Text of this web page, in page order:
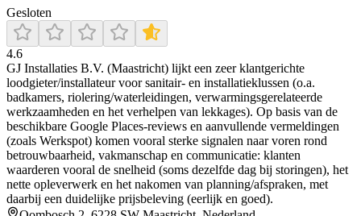
Gesloten
4.6
GJ Installaties B.V. (Maastricht) lijkt een zeer klantgerichte
loodgieter/installateur voor sanitair- en installatieklussen (o.a.
badkamers, riolering/waterleidingen, verwarmingsgerelateerde
werkzaamheden en het verhelpen van lekkages). Op basis van de
beschikbare Google Places-reviews en aanvullende vermeldingen
(zoals Werkspot) komen vooral sterke signalen naar voren rond
betrouwbaarheid, vakmanschap en communicatie: klanten
waarderen vooral de snelheid (soms dezelfde dag bij storingen), het
nette opleverwerk en het nakomen van planning/afspraken, met
daarbij een duidelijke prijsbeleving (eerlijk en goed).